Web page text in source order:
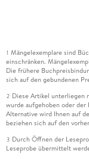
1 Mängelexemplare sind
einschränken.
Die frühere
sich auf den gebundenen
2 Diese Artikel unterliegen
wurde aufgehoben oder
Alternative wird Ihnen auf
beziehen sich auf den
3 Durch Öffnen der
Leseprobe übermittelt